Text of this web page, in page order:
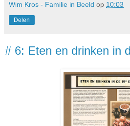
Wim Kros - Familie in Beeld op 10:03
Delen
# 6: Eten en drinken in